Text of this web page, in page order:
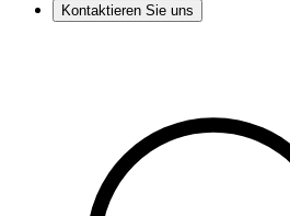
Kontaktieren Sie uns